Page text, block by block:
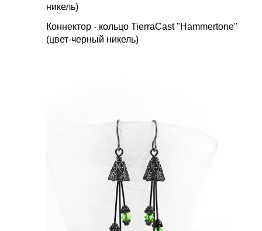
никель)
Коннектор - кольцо TierraCast "Hammertone"
(цвет-черный никель)